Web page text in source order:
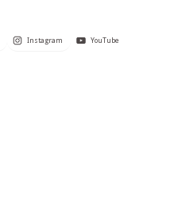
Instagram YouTube